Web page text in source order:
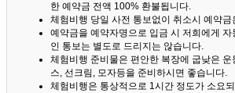
한 예약금 전액 100% 환불됩니다.
체험비행 당일 사전 통보없이 취소시 예약
예약금을 예약자명으로 입금 시 저희에게
인 통보는 별도로 드리지는 않습니다.
체험비행 준비물은 편안한 복장에 굽낮은
스, 선크림, 모자등을 준비하시면 좋습니다.
체험비행은 통상적으로 1시간 정도가 소요